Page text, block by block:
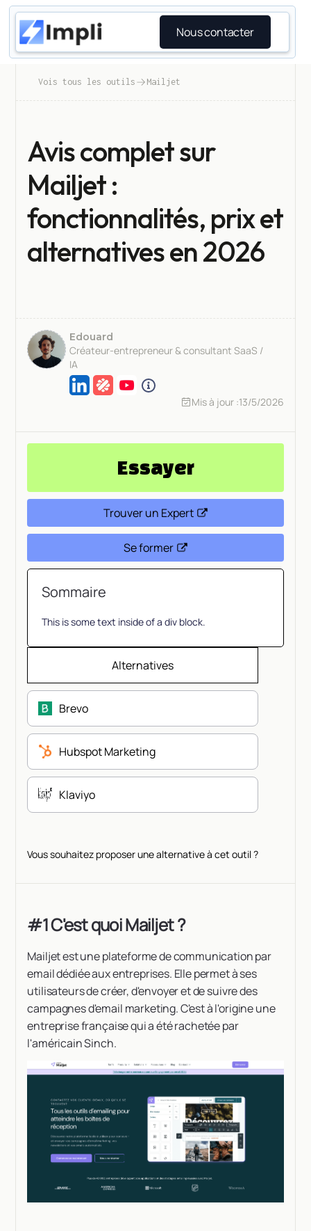
Nous contacter
Vois tous les outils Mailjet
Avis complet sur
Mailjet :
fonctionnalités, prix et
alternatives en 2026
Edouard
Créateur-entrepreneur & consultant SaaS /
IA
Mis à jour :13/5/2026
Essayer
Trouver un Expert
Se former
Sommaire
This is some text inside of a div block.
Alternatives
Brevo
Hubspot Marketing
Klaviyo
Vous souhaitez proposer une alternative à cet outil ?
#1 C'est quoi Mailjet ?
Mailjet est une plateforme de communication par
email dédiée aux entreprises. Elle permet à ses
utilisateurs de créer, d'envoyer et de suivre des
campagnes d'email marketing. C'est à l'origine une
entreprise française qui a été rachetée par
l'américain Sinch.